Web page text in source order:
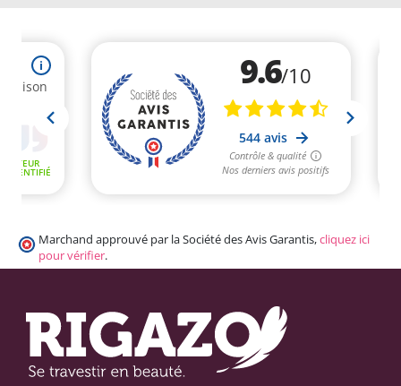
Marchand approuvé par la Société des Avis Garantis,cliquez ici
pour vérifier.